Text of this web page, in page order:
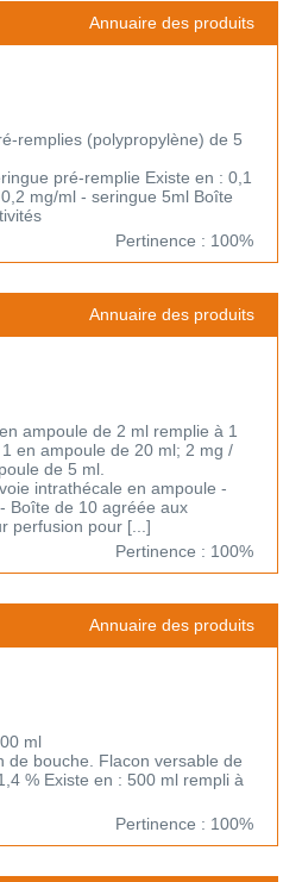
Annuaire des produits
remplies (polypropylène) de 5
pré-remplie Existe en : 0,1
mg/ml - seringue 5ml Boîte
Pertinence : 100%
Annuaire des produits
ampoule de 2 ml remplie à 1
en ampoule de 20 ml; 2 mg /
de 5 ml.
intrathécale en ampoule -
Boîte de 10 agréée aux
perfusion pour [...]
Pertinence : 100%
Annuaire des produits
ml
de bouche. Flacon versable de
% Existe en : 500 ml rempli à
Pertinence : 100%